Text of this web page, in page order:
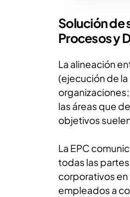
Solución de
Procesos y
La alineación
(ejecución de
las áreas que
objetivos
La EPC
todas las
corporativos en
empleados a